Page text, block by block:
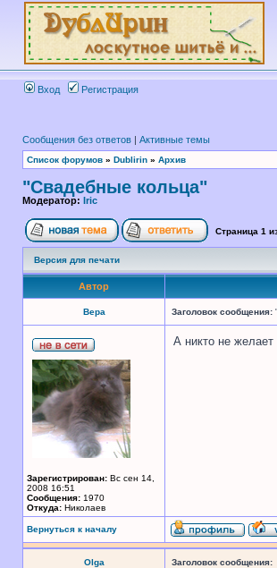
Вход Регистрация
Сообщения без ответов | Активные темы
Список форумов » Dublirin » Архив
"Свадебные кольца"
Модератор: Iric
Страница 1
Версия для печати
Автор
Вера Заголовок сообщения:
Зарегистрирован: Вс сен 14,
2008 16:51
Сообщения: 1970
Откуда: Николаев
А никто не
Вернуться к началу
Olga Заголовок сообщения: